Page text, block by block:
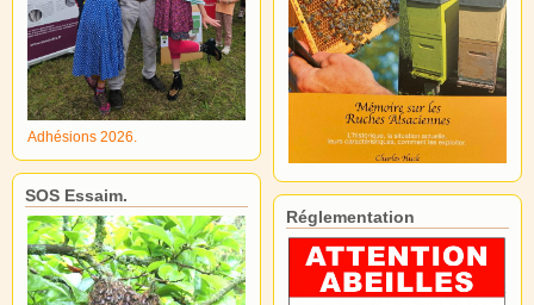
Adhésions 2026.
SOS Essaim.
Réglementation